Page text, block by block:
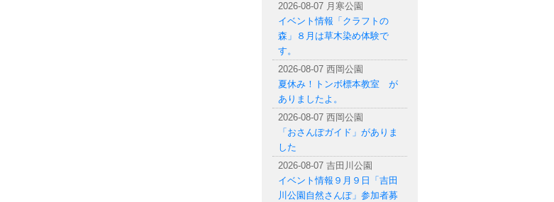
2026-08-07 月寒公園
イベント情報「クラフトの
森」８月は草木染め体験で
す。
2026-08-07 西岡公園
夏休み！トンボ標本教室 が
ありましたよ。
2026-08-07 西岡公園
「おさんぽガイド」がありま
した
2026-08-07 吉田川公園
イベント情報９月９日「吉田
川公園自然さんぽ」参加者募